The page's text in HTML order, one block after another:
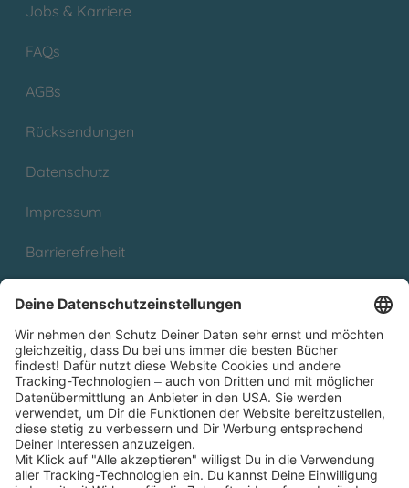
Jobs & Karriere
FAQs
AGBs
Rücksendungen
Datenschutz
Impressum
Barrierefreiheit
Partnerprogramm (Affiliate)
Folge uns auf